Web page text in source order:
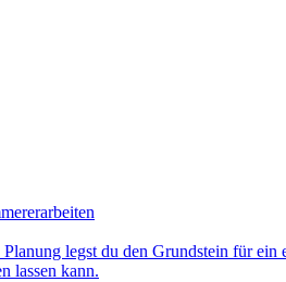
legst du den Grundstein für
lassen kann.